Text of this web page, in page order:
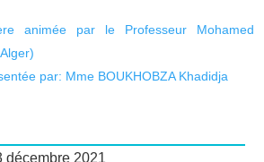
animée par le Professeur Mohamed
par: Mme BOUKHOBZA Khadidja
décembre 2021